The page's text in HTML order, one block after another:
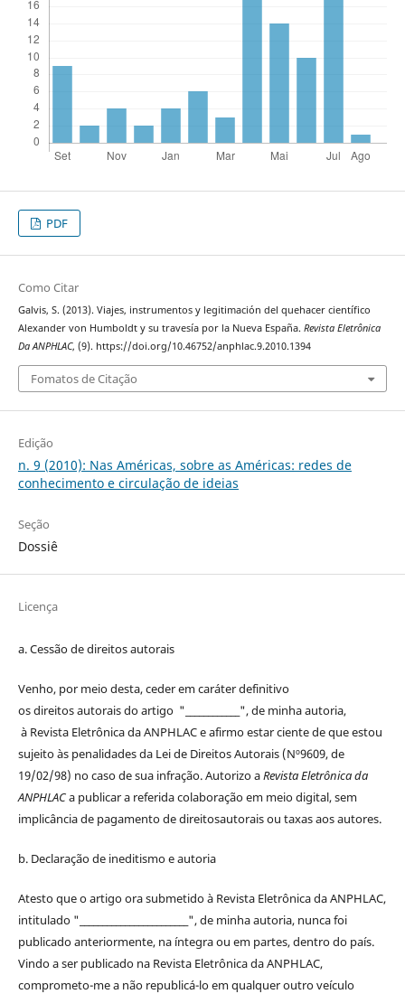
PDF
Como Citar
Galvis, S. (2013). Viajes, instrumentos y legitimación del quehacer científico
Alexander von Humboldt y su travesía por la Nueva España. Revista Eletrônica
Da ANPHLAC, (9). https://doi.org/10.46752/anphlac.9.2010.1394
Fomatos de Citação
Edição
n. 9 (2010): Nas Américas, sobre as Américas: redes de
conhecimento e circulação de ideias
Seção
Dossiê
Licença
a. Cessão dedireitosautorais
Venho, por meio desta, ceder em caráter definitivo
osdireitosautoraisdo artigo "____________", de minha autoria,
à Revista Eletrônica da ANPHLACe afirmo estar ciente de que estou
sujeito às penalidades da Lei de DireitosAutorais(Nº9609, de
19/02/98) no caso de sua infração. Autorizo aRevista Eletrônica da
ANPHLACa publicar a referida colaboração em meio digital, sem
implicância de pagamento dedireitosautoraisou taxas aos autores.
b. Declaração de ineditismo e autoria
Atesto que o artigo ora submetido à Revista Eletrônica da ANPHLAC,
intitulado "________________________", de minha autoria, nunca foi
publicado anteriormente, na íntegra ou em partes, dentrodo país.
Vindo a ser publicado na Revista Eletrônica da ANPHLAC,
comprometo-me a não republicá-lo em qualquer outro veículo